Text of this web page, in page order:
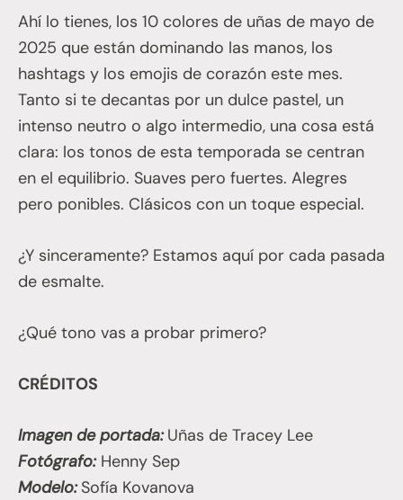
Ahí lo tienes, los 10 colores de uñas de mayo de
2025 que están dominando las manos, los
hashtags y los emojis de corazón este mes.
Tanto si te decantas por un dulce pastel, un
intenso neutro o algo intermedio, una cosa está
clara: los tonos de esta temporada se centran
en el equilibrio. Suaves pero fuertes. Alegres
pero ponibles. Clásicos con un toque especial.
¿Y sinceramente? Estamos aquí por cada pasada
de esmalte.
¿Qué tono vas a probar primero?
CRÉDITOS
Imagen de portada: Uñas de Tracey Lee
Fotógrafo:Henny Sep
Modelo: Sofía Kovanova